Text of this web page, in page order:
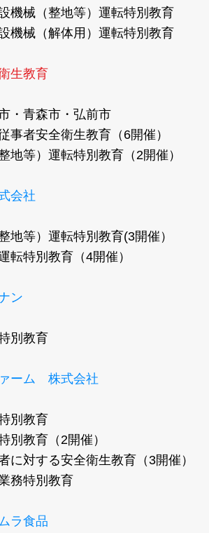
機械（整地等）運転特別教育
機械（解体用）運転特別教育
生教育
・青森市・弘前市
事者安全衛生教育（6開催）
地等）運転特別教育（2開催）
会社
地等）運転特別教育(3開催）
転特別教育（4開催）
ン
別教育
ーム 株式会社
別教育
別教育（2開催）
に対する安全衛生教育（3開催）
務特別教育
ラ食品